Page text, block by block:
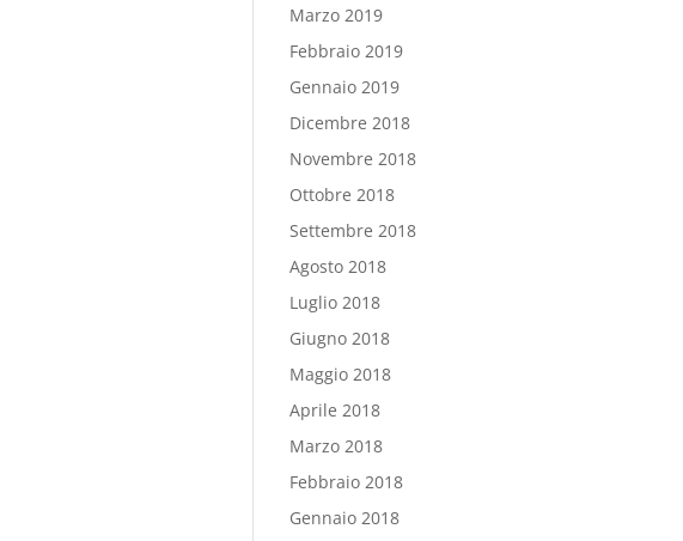
Marzo 2019
Febbraio 2019
Gennaio 2019
Dicembre 2018
Novembre 2018
Ottobre 2018
Settembre 2018
Agosto 2018
Luglio 2018
Giugno 2018
Maggio 2018
Aprile 2018
Marzo 2018
Febbraio 2018
Gennaio 2018